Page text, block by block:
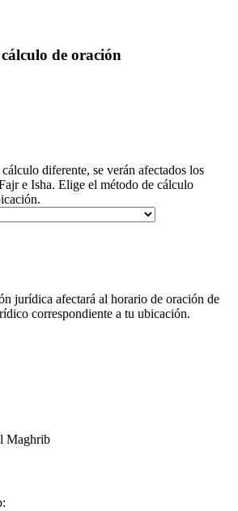
de oración
diferente, se verán afectados los
e Isha. Elige el método de cálculo
jurídica afectará al horario de oración de
correspondiente a tu ubicación.
Maghrib
: